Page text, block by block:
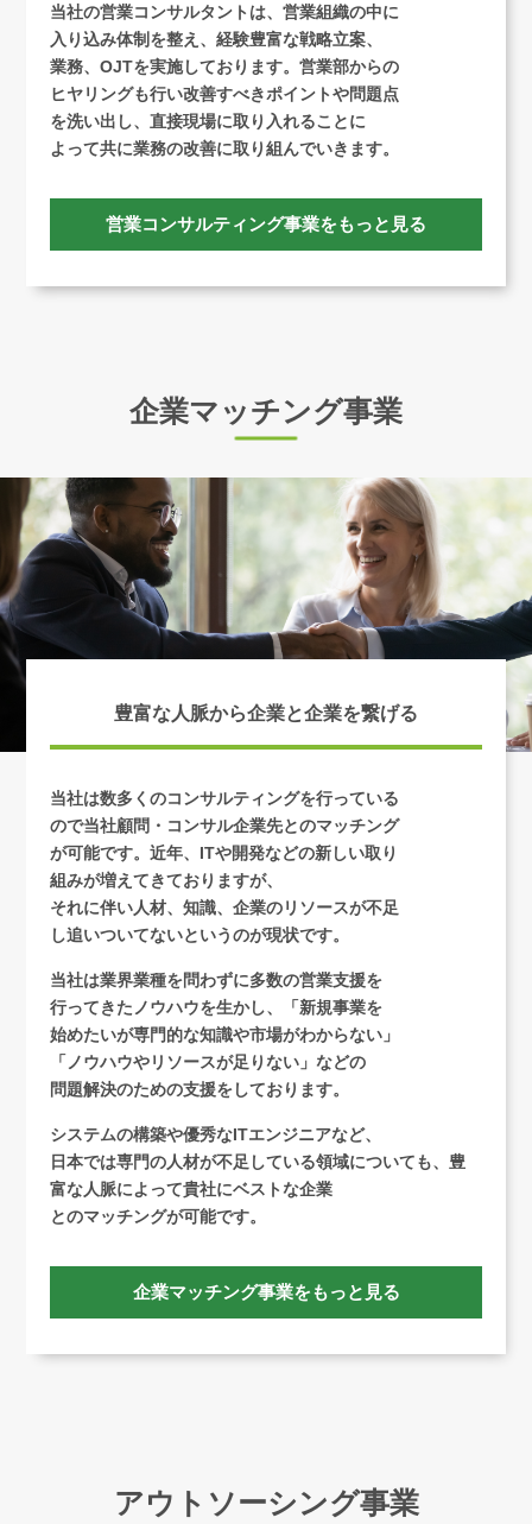
当社の営業コンサルタントは、営業組織の中に
入り込み体制を整え、経験豊富な戦略立案、
業務、OJTを実施しております。営業部からの
ヒヤリングも行い改善すべきポイントや問題点
を洗い出し、直接現場に取り入れることに
よって共に業務の改善に取り組んでいきます。
営業コンサルティング事業をもっと見る
企業マッチング事業
豊富な人脈から企業と企業を繋げる
当社は数多くのコンサルティングを行っている
ので当社顧問・コンサル企業先とのマッチング
が可能です。近年、ITや開発などの新しい取り
組みが増えてきておりますが、
それに伴い人材、知識、企業のリソースが不足
し追いついてないというのが現状です。
当社は業界業種を問わずに多数の営業支援を
行ってきたノウハウを生かし、「新規事業を
始めたいが専門的な知識や市場がわからない」
「ノウハウやリソースが足りない」などの
問題解決のための支援をしております。
システムの構築や優秀なITエンジニアなど、
日本では専門の人材が不足している領域についても、豊
富な人脈によって貴社にベストな企業
とのマッチングが可能です。
企業マッチング事業をもっと見る
アウトソーシング事業